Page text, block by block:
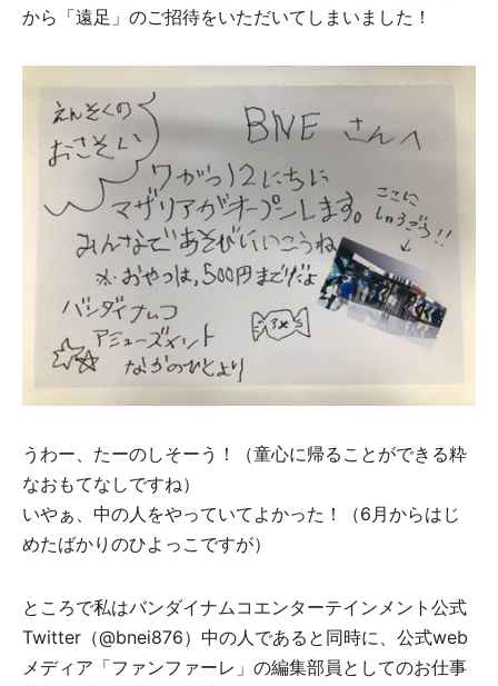
から「遠足」のご招待をいただいてしまいました！
うわー、たーのしそーう！（童心に帰ることができる粋
なおもてなしですね）
いやぁ、中の人をやっていてよかった！（6月からはじ
めたばかりのひよっこですが）
ところで私はバンダイナムコエンターテインメント公式
Twitter（@bnei876）中の人であると同時に、公式web
メディア「ファンファーレ」の編集部員としてのお仕事